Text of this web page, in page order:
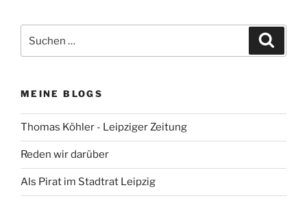
nach:
MEINE BLOGS
Thomas Köhler - Leipziger Zeitung
Reden wir darüber
Als Pirat im Stadtrat Leipzig